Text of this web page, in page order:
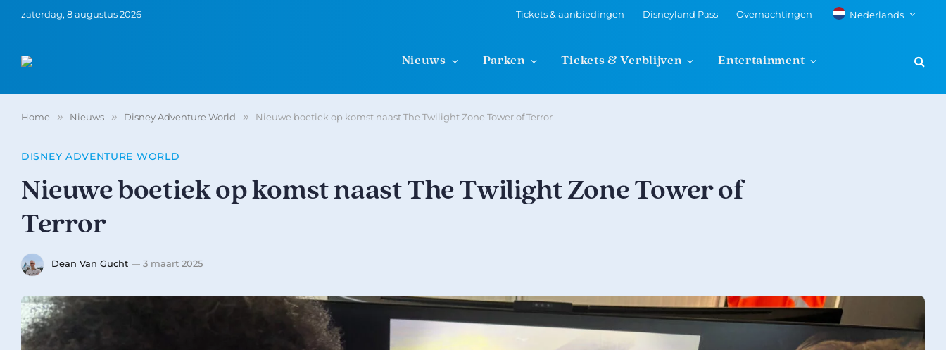
zaterdag, 8 augustus 2026 Tickets & aanbiedingen Disneyland Pass Overnachtingen Nederlands
Nieuws Parken Tickets & Verblijven Entertainment
Home » Nieuws » Disney Adventure World » Nieuwe boetiek op komst naast The Twilight Zone Tower of Terror
DISNEY ADVENTURE WORLD
Nieuwe boetiek op komst naast The Twilight Zone Tower of
Terror
Dean Van Gucht 3 maart 2025